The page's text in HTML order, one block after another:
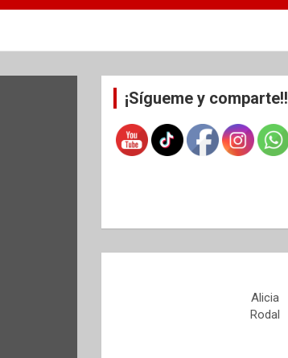
¡Sígueme y comparte!!
Alicia
Rodal